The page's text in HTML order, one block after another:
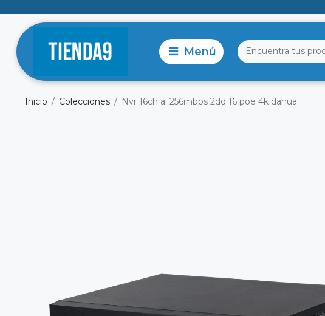
Inicio Colecciones Nvr 16ch ai 256mbps 2dd 16 poe 4k dahua